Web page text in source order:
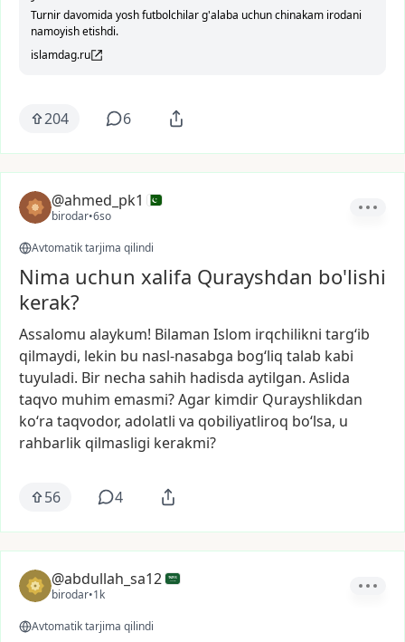
Turnir davomida yosh futbolchilar g'alaba uchun chinakam irodani
namoyish etishdi.
islamdag.ru
204 6
@ahmed_pk1
birodar•6so
Avtomatik tarjima qilindi
Nima uchun xalifa Qurayshdan bo'lishi
kerak?
Assalomu alaykum! Bilaman Islom irqchilikni targ‘ib
qilmaydi, lekin bu nasl-nasabga bog‘liq talab kabi
tuyuladi. Bir necha sahih hadisda aytilgan. Aslida
taqvo muhim emasmi?Agar kimdir Qurayshlikdan
ko‘ra taqvodor, adolatli va qobiliyatliroq bo‘lsa, u
rahbarlik qilmasligi kerakmi?
56 4
@abdullah_sa12
birodar•1k
Avtomatik tarjima qilindi